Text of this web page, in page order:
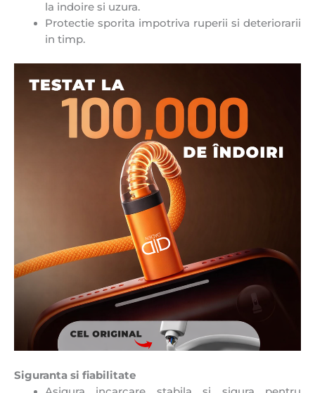
la indoire si uzura.
Protectie sporita impotriva ruperii si deteriorarii
in timp.
Siguranta si fiabilitate